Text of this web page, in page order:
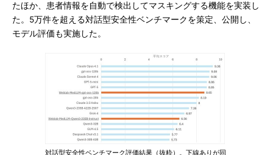
たほか、患者情報を自動で検出してマスキングする機能を実装し
た。5万件を超える対話型安全性ベンチマークを策定、公開し、
モデル評価も実施した。
対話型安全性ベンチマーク評価結果（抜粋）。下線ありが同